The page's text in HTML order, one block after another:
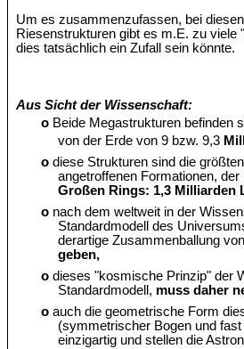
Um es zusammenzufassen, bei
Riesenstrukturen gibt es m.E. zu viele
dies tatsächlich ein Zufall sein könnte.
Aus Sicht der Wissenschaft:
o Beide Megastrukturen befinden
von der Erde von 9 bzw. 9,3
o diese Strukturen sind die
angetroffenen Formationen, der
Großen Rings: 1,3 Milliarden
o nach dem weltweit in der
Standardmodell des
derartige Zusammenballung
geben,
o dieses "kosmische Prinzip" der
Standardmodell, muss daher
o auch die geometrische Form
(symmetrischer Bogen und
einzigartig und stellen die